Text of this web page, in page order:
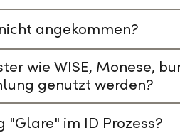
angekommen?
wie WISE, Monese,
genutzt werden?
im ID Prozess?